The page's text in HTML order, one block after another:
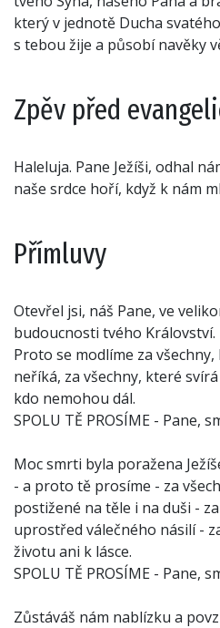
který v jednotě Ducha svatého
s tebou žije a působí navěky
Zpěv před
Haleluja. Pane Ježíši, odhal
naše srdce hoří, když k nám
Přímluvy
Otevřel jsi, náš Pane, ve
budoucnosti tvého Království.
Proto se modlíme za
neříká, za všechny, které
kdo nemohou dál.
SPOLU TĚ PROSÍME - Pane,
Moc smrti byla poražena
- a proto tě prosíme - za
postižené na těle i na duši -
uprostřed válečného násilí -
životu ani k lásce.
SPOLU TĚ PROSÍME - Pane,
Zůstáváš nám nablízku a